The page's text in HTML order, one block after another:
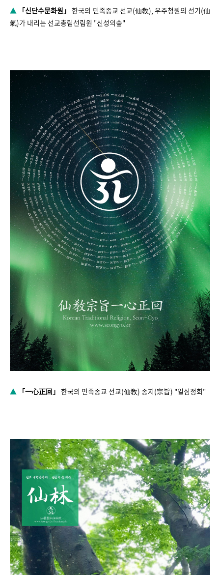
▲ 「신단수문화원」 한국의 민족종교 선교(仙敎), 우주청원의 선기(仙
氣)가 내리는 선교총림선림원 "신성의숲"
▲ 「一心正回」 한국의 민족종교 선교(仙敎) 종지(宗旨) "일심정회"